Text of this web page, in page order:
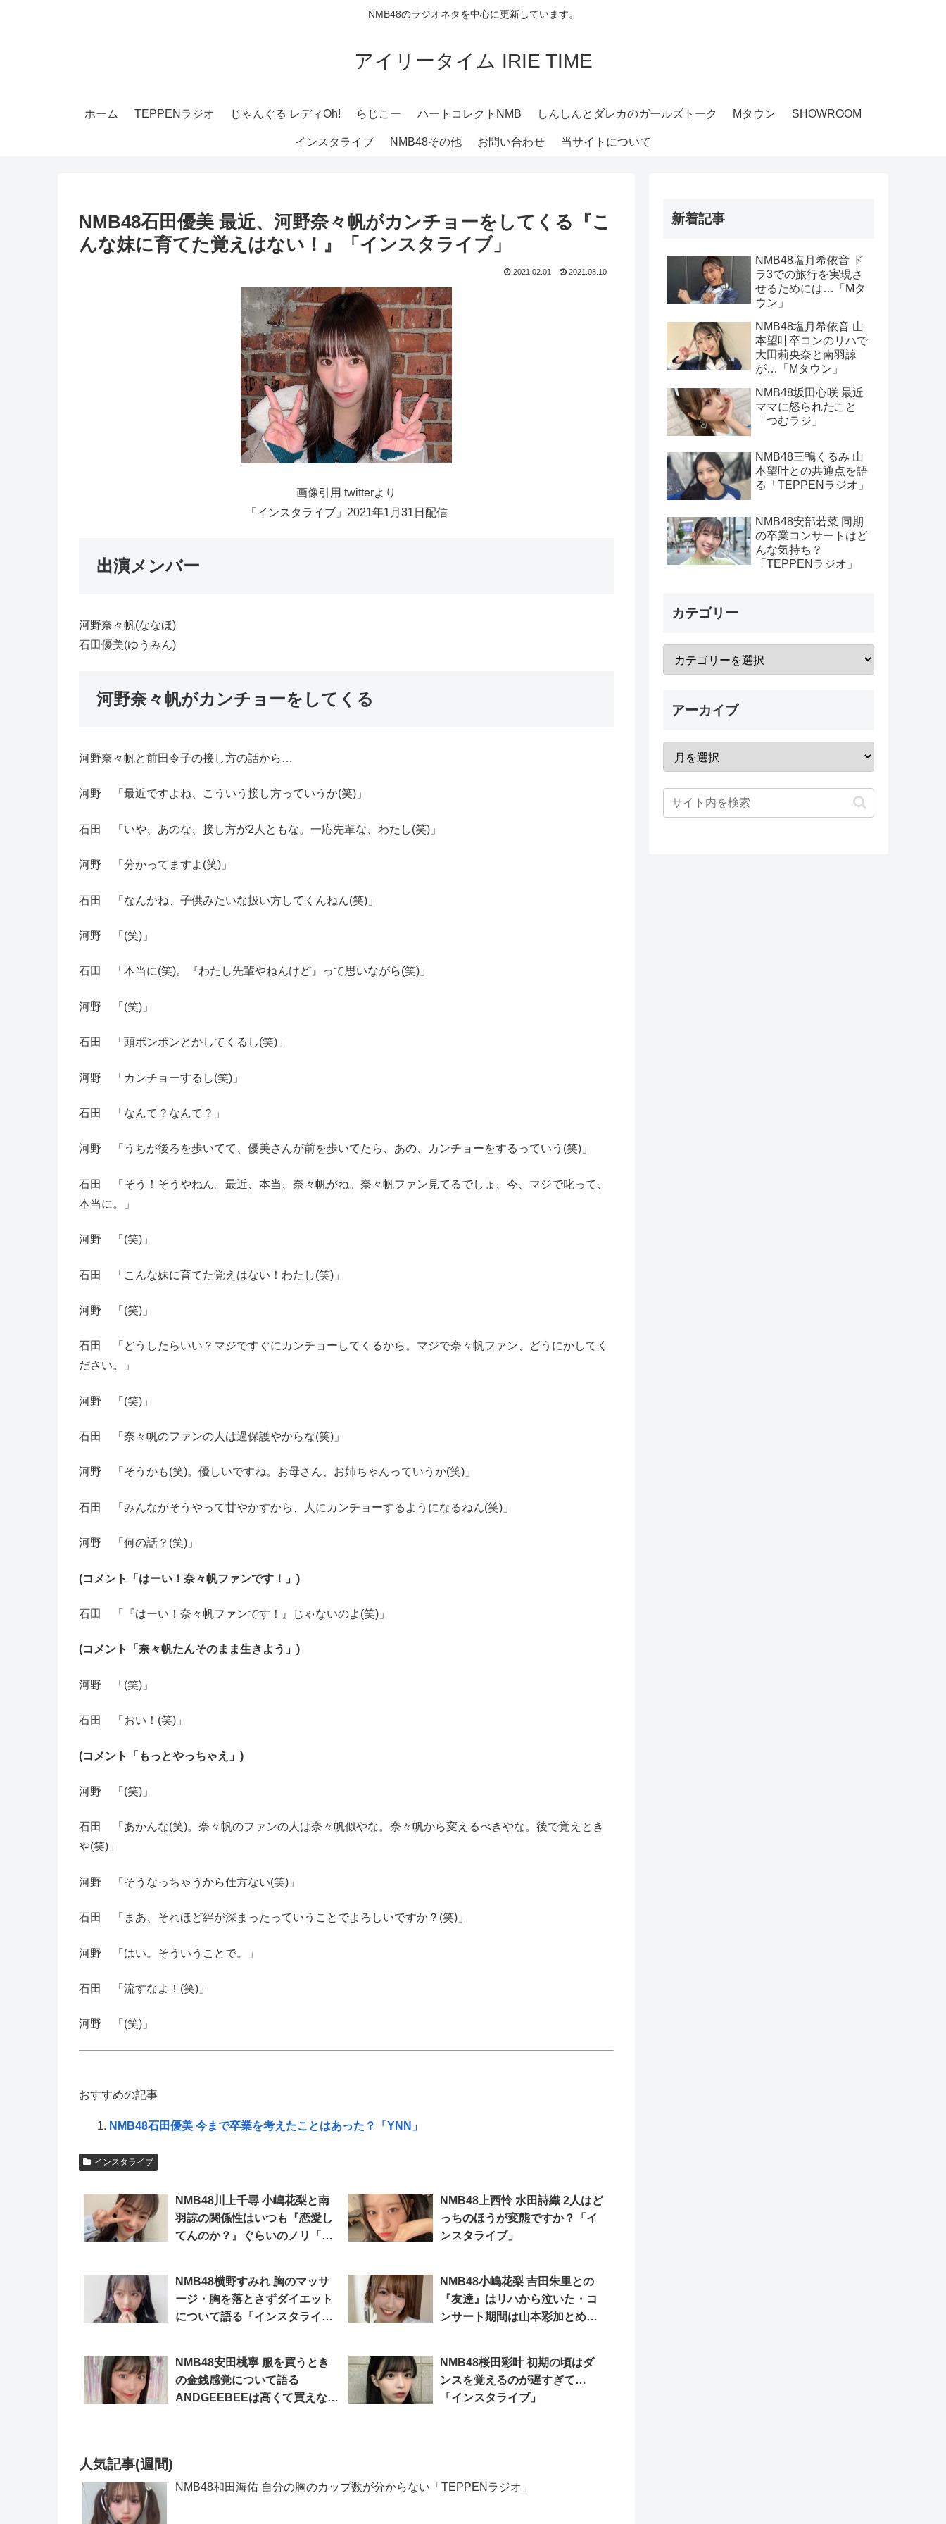
NMB48のラジオネタを中心に更新しています。
アイリータイム IRIE TIME
ホーム TEPPENラジオ じゃんぐる レディOh! らじこー ハートコレクトNMB しんしんとダレカのガールズトーク Mタウン SHOWROOM
インスタライブ NMB48その他 お問い合わせ 当サイトについて
NMB48石田優美 最近、河野奈々帆がカンチョーをしてくる『こ
んな妹に育てた覚えはない！』「インスタライブ」
2021.02.01 2021.08.10
画像引用 twitterより
「インスタライブ」2021年1月31日配信
出演メンバー
河野奈々帆(ななほ)
石田優美(ゆうみん)
河野奈々帆がカンチョーをしてくる
河野奈々帆と前田令子の接し方の話から…
河野 「最近ですよね、こういう接し方っていうか(笑)」
石田 「いや、あのな、接し方が2人ともな。一応先輩な、わたし(笑)」
河野 「分かってますよ(笑)」
石田 「なんかね、子供みたいな扱い方してくんねん(笑)」
河野 「(笑)」
石田 「本当に(笑)。『わたし先輩やねんけど』って思いながら(笑)」
河野 「(笑)」
石田 「頭ポンポンとかしてくるし(笑)」
河野 「カンチョーするし(笑)」
石田 「なんて？なんて？」
河野 「うちが後ろを歩いてて、優美さんが前を歩いてたら、あの、カンチョーをするっていう(笑)」
石田 「そう！そうやねん。最近、本当、奈々帆がね。奈々帆ファン見てるでしょ、今、マジで叱って、
本当に。」
河野 「(笑)」
石田 「こんな妹に育てた覚えはない！わたし(笑)」
河野 「(笑)」
石田 「どうしたらいい？マジですぐにカンチョーしてくるから。マジで奈々帆ファン、どうにかしてく
ださい。」
河野 「(笑)」
石田 「奈々帆のファンの人は過保護やからな(笑)」
河野 「そうかも(笑)。優しいですね。お母さん、お姉ちゃんっていうか(笑)」
石田 「みんながそうやって甘やかすから、人にカンチョーするようになるねん(笑)」
河野 「何の話？(笑)」
(コメント「はーい！奈々帆ファンです！」)
石田 「『はーい！奈々帆ファンです！』じゃないのよ(笑)」
(コメント「奈々帆たんそのまま生きよう」)
河野 「(笑)」
石田 「おい！(笑)」
(コメント「もっとやっちゃえ」)
河野 「(笑)」
石田 「あかんな(笑)。奈々帆のファンの人は奈々帆似やな。奈々帆から変えるべきやな。後で覚えとき
や(笑)」
河野 「そうなっちゃうから仕方ない(笑)」
石田 「まあ、それほど絆が深まったっていうことでよろしいですか？(笑)」
河野 「はい。そういうことで。」
石田 「流すなよ！(笑)」
河野 「(笑)」
おすすめの記事
NMB48石田優美 今まで卒業を考えたことはあった？「YNN」
インスタライブ
NMB48川上千尋 小嶋花梨と南
羽諒の関係性はいつも『恋愛し
てんのか？』ぐらいのノリ「イ
NMB48上西怜 水田詩織 2人はど
っちのほうが変態ですか？「イ
ンスタライブ」
NMB48横野すみれ 胸のマッサ
ージ・胸を落とさずダイエット
について語る「インスタライ
NMB48小嶋花梨 吉田朱里との
『友達』はリハから泣いた・コ
ンサート期間は山本彩加とめっ
NMB48安田桃寧 服を買うとき
の金銭感覚について語る
ANDGEEBEEは高くて買えな
NMB48桜田彩叶 初期の頃はダ
ンスを覚えるのが遅すぎて…
「インスタライブ」
人気記事(週間)
NMB48和田海佑 自分の胸のカップ数が分からない「TEPPENラジオ」
新着記事
NMB48塩月希依音 ド
ラ3での旅行を実現さ
せるためには…「Mタ
ウン」
NMB48塩月希依音 山
本望叶卒コンのリハで
大田莉央奈と南羽諒
が…「Mタウン」
NMB48坂田心咲 最近
ママに怒られたこと
「つむラジ」
NMB48三鴨くるみ 山
本望叶との共通点を語
る「TEPPENラジオ」
NMB48安部若菜 同期
の卒業コンサートはど
んな気持ち？
「TEPPENラジオ」
カテゴリー
アーカイブ